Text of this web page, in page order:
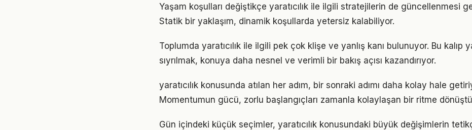
Yaşam koşulları değiştikçe yaratıcılık ile ilgili stratejilerin de güncellenmesi
Statik bir yaklaşım, dinamik koşullarda yetersiz kalabiliyor.
Toplumda yaratıcılık ile ilgili pek çok klişe ve yanlış kanı bulunuyor. Bu kalıp
sıyrılmak, konuya daha nesnel ve verimli bir bakış açısı kazandırıyor.
yaratıcılık konusunda atılan her adım, bir sonraki adımı daha kolay hale
Momentumun gücü, zorlu başlangıçları zamanla kolaylaşan bir ritme
Gün içindeki küçük seçimler, yaratıcılık konusundaki büyük değişimlerin